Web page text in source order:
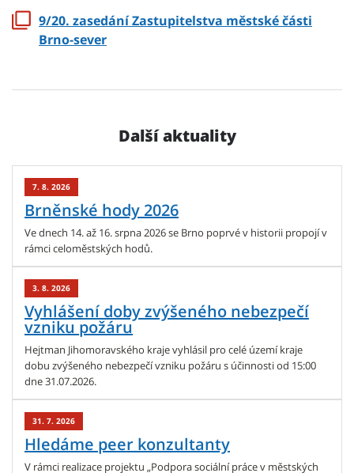
9/20. zasedání Zastupitelstva městské části
Brno-sever
Další aktuality
7. 8. 2026
Brněnské hody 2026
Ve dnech 14. až 16. srpna 2026 se Brno poprvé v historii propojí v
rámci celoměstských hodů.
3. 8. 2026
Vyhlášení doby zvýšeného nebezpečí
vzniku požáru
Hejtman Jihomoravského kraje vyhlásil pro celé území kraje
dobu zvýšeného nebezpečí vzniku požáru s účinnosti od 15:00
dne 31.07.2026.
31. 7. 2026
Hledáme peer konzultanty
V rámci realizace projektu „Podpora sociální práce v městských